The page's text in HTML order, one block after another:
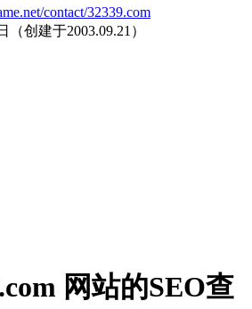
contact/32339.com
（创建于2003.09.21）
网站的SEO查